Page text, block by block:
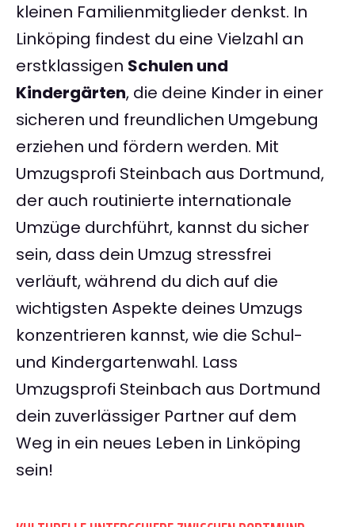
kleinen Familienmitglieder denkst. In
Linköping findest du eine Vielzahl an
erstklassigen Schulen und
Kindergärten, die deine Kinder in einer
sicheren und freundlichen Umgebung
erziehen und fördern werden. Mit
Umzugsprofi Steinbach aus Dortmund,
der auch routinierte internationale
Umzüge durchführt, kannst du sicher
sein, dass dein Umzug stressfrei
verläuft, während du dich auf die
wichtigsten Aspekte deines Umzugs
konzentrieren kannst, wie die Schul-
und Kindergartenwahl. Lass
Umzugsprofi Steinbach aus Dortmund
dein zuverlässiger Partner auf dem
Weg in ein neues Leben in Linköping
sein!